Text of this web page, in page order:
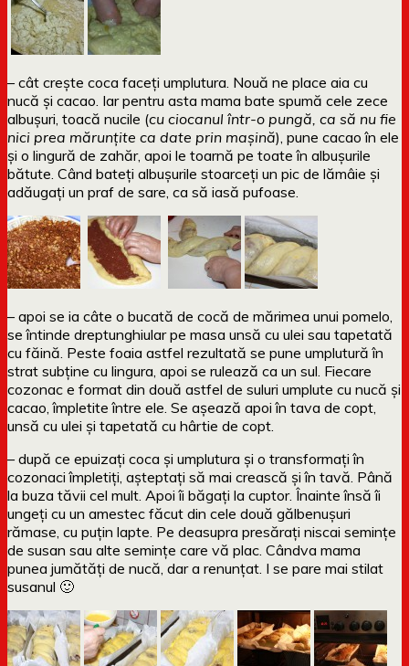
– cât crește coca faceți umplutura. Nouă ne place aia cu
nucă și cacao. Iar pentru asta mama bate spumă cele zece
albușuri, toacă nucile (cu ciocanul într-o pungă, ca să nu fie
nici prea mărunțite ca date prin mașină), pune cacao în ele
și o lingură de zahăr, apoi le toarnă pe toate în albușurile
bătute. Când bateți albușurile stoarceți un pic de lămâie și
adăugați un praf de sare, ca să iasă pufoase.
– apoi se ia câte o bucată de cocă de mărimea unui pomelo,
se întinde dreptunghiular pe masa unsă cu ulei sau tapetată
cu făină. Peste foaia astfel rezultată se pune umplutură în
strat subține cu lingura, apoi se rulează ca un sul. Fiecare
cozonac e format din două astfel de suluri umplute cu nucă și
cacao, împletite între ele. Se așează apoi în tava de copt,
unsă cu ulei și tapetată cu hârtie de copt.
– după ce epuizați coca și umplutura și o transformați în
cozonaci împletiți, așteptați să mai crească și în tavă. Până
la buza tăvii cel mult. Apoi îi băgați la cuptor. Înainte însă îi
ungeți cu un amestec făcut din cele două gălbenușuri
rămase, cu puțin lapte. Pe deasupra presărați niscai semințe
de susan sau alte semințe care vă plac. Cândva mama
punea jumătăți de nucă, dar a renunțat. I se pare mai stilat
susanul 🙂